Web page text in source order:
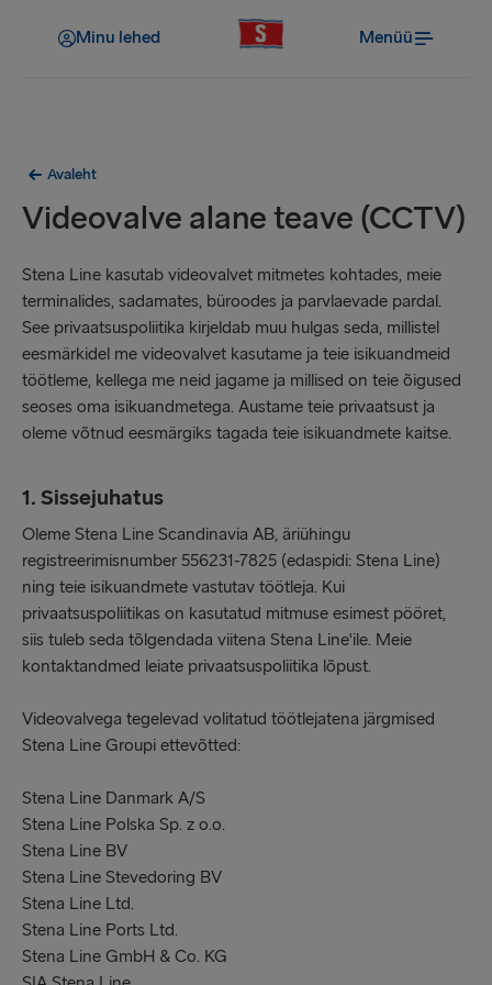
Minu lehed Menüü
Avaleht
Videovalve alane teave (CCTV)
Stena Line kasutab videovalvet mitmetes kohtades, meie
terminalides, sadamates, büroodes ja parvlaevade pardal.
See privaatsuspoliitika kirjeldab muu hulgas seda, millistel
eesmärkidel me videovalvet kasutame ja teie isikuandmeid
töötleme, kellega me neid jagame ja millised on teie õigused
seoses oma isikuandmetega. Austame teie privaatsust ja
oleme võtnud eesmärgiks tagada teie isikuandmete kaitse.
1. Sissejuhatus
Oleme Stena Line Scandinavia AB, äriühingu
registreerimisnumber 556231-7825 (edaspidi: Stena Line)
ning teie isikuandmete vastutav töötleja. Kui
privaatsuspoliitikas on kasutatud mitmuse esimest pööret,
siis tuleb seda tõlgendada viitena Stena Line'ile. Meie
kontaktandmed leiate privaatsuspoliitika lõpust.
Videovalvega tegelevad volitatud töötlejatena järgmised
Stena Line Groupi ettevõtted:
Stena Line Danmark A/S
Stena Line Polska Sp. z o.o.
Stena Line BV
Stena Line Stevedoring BV
Stena Line Ltd.
Stena Line Ports Ltd.
Stena Line GmbH & Co. KG